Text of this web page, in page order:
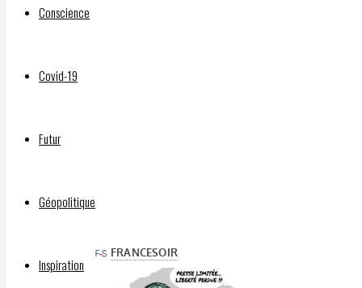
Conscience
Covid-19
Futur
Géopolitique
Inspiration